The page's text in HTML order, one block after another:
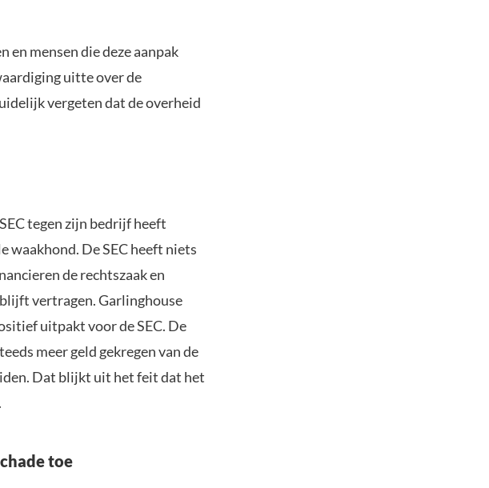
en mensen die deze aanpak
uitte over de
vergeten dat de overheid
tegen zijn bedrijf heeft
waakhond. De SEC heeft niets
de rechtszaak en
blijft vertragen. Garlinghouse
uitpakt voor de SEC. De
meer geld gekregen van de
Dat blijkt uit het feit dat het
toe